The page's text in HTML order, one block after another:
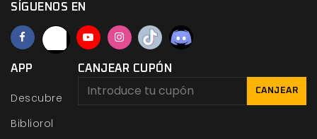
SÍGUENOS EN
APP
Descubre
Bibliorol
CANJEAR CUPÓN
CANJEAR